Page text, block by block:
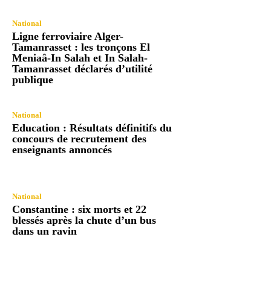
National
Ligne ferroviaire Alger-
Tamanrasset : les tronçons El
Meniaâ-In Salah et In Salah-
Tamanrasset déclarés d’utilité
publique
National
Education : Résultats définitifs du
concours de recrutement des
enseignants annoncés
National
Constantine : six morts et 22
blessés après la chute d’un bus
dans un ravin